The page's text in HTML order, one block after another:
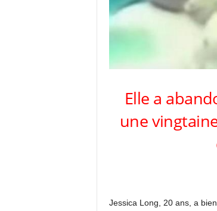
Elle a
une
Jessica Long, 20 ans, a